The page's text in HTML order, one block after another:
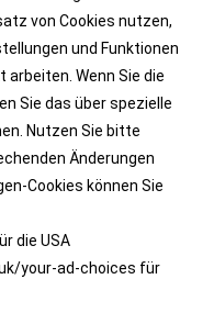
von Cookies nutzen,
und Funktionen
Wenn Sie die
Sie das über spezielle
Nutzen Sie bitte
Änderungen
Cookies können Sie
die USA
your-ad-choices für